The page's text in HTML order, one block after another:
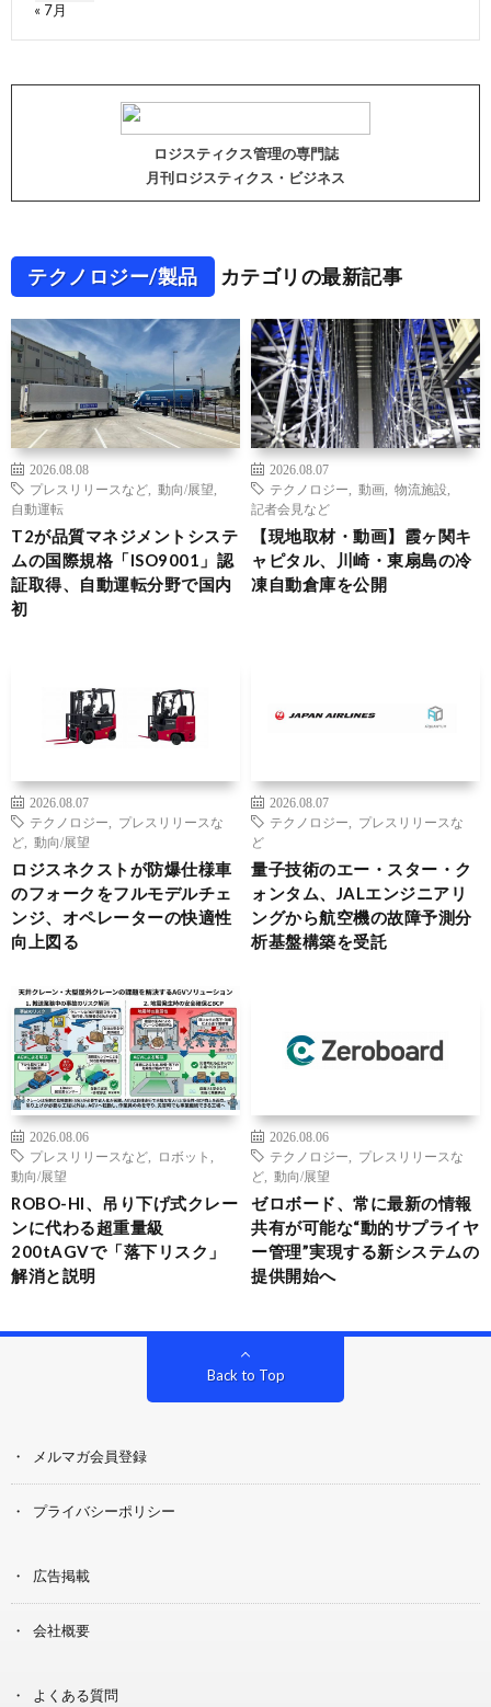
« 7月
ロジスティクス管理の専門誌
月刊ロジスティクス・ビジネス
テクノロジー/製品 カテゴリの最新記事
2026.08.08
プレスリリースなど
動向/展望
自動運転
T2が品質マネジメントシステ
ムの国際規格「ISO9001」認
証取得、自動運転分野で国内
初
2026.08.07
テクノロジー
動画 物流施設
記者会見など
【現地取材・動画】霞ヶ関キ
ャピタル、川崎・東扇島の冷
凍自動倉庫を公開
2026.08.07
テクノロジー
プレスリリースな
ど
動向/展望
ロジスネクストが防爆仕様車
のフォークをフルモデルチェ
ンジ、オペレーターの快適性
向上図る
2026.08.07
テクノロジー
プレスリリースな
ど
量子技術のエー・スター・ク
ォンタム、JALエンジニアリ
ングから航空機の故障予測分
析基盤構築を受託
2026.08.06
プレスリリースなど
ロボット
動向/展望
ROBO-HI、吊り下げ式クレー
ンに代わる超重量級
200tAGVで「落下リスク」
解消と説明
2026.08.06
テクノロジー
プレスリリースな
ど
動向/展望
ゼロボード、常に最新の情報
共有が可能な“動的サプライヤ
ー管理”実現する新システムの
提供開始へ
Back to Top
メルマガ会員登録
プライバシーポリシー
広告掲載
会社概要
よくある質問